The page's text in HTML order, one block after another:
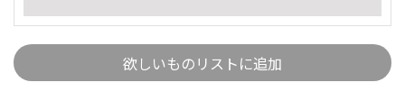
欲しいものリストに追加